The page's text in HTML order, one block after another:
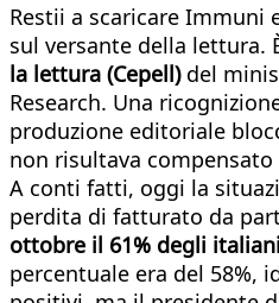
Restii a scaricare Immuni
sul versante della lettura.
la lettura (Cepell)del
Research. Una
produzione editoriale
non risultava
A conti fatti, oggi la
perdita di fatturato da
ottobre il 61% degli
percentuale era del 58%,